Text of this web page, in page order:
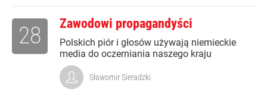
Zawodowi propagandyści
Polskich piór i głosów używają niemieckie
media do oczerniania naszego kraju
28
Sławomir Sieradzki